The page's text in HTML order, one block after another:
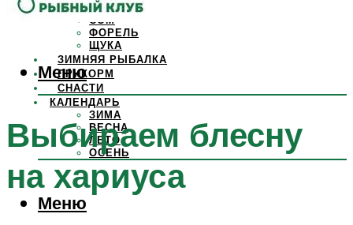
САЗАН
СОМ
ФОРЕЛЬ
ЩУКА
ЗИМНЯЯ РЫБАЛКА
ПРИКОРМ
СНАСТИ
КАЛЕНДАРЬ
ЗИМА
ВЕСНА
ЛЕТО
ОСЕНЬ
Меню
Меню
Выбираем блесну
на хариуса